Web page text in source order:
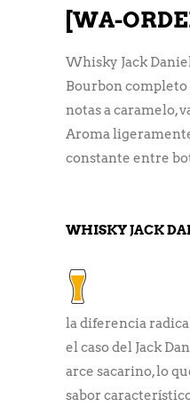
[WA-
Whisky Jack
Bourbon
notas a caramelo,
Aroma
constante entre
WHISKY JACK
la diferencia
el caso del Jack
arce sacarino, lo
sabor